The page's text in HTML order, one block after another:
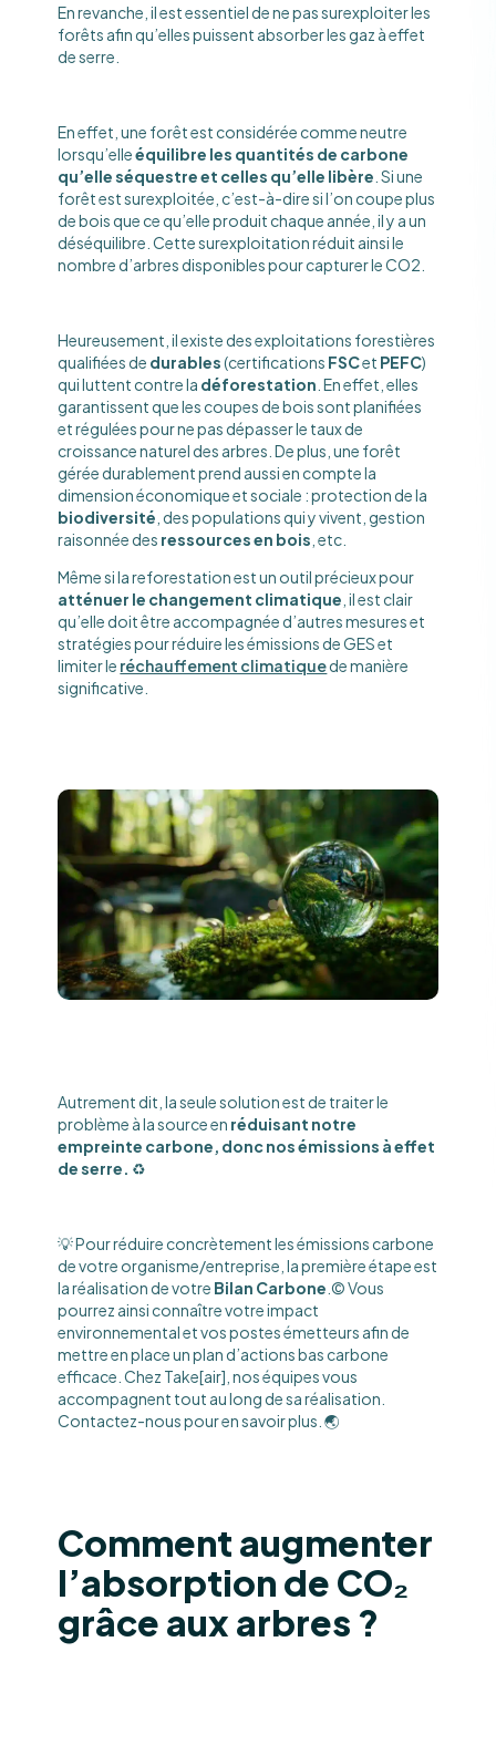
En revanche, il est essentiel de ne pas surexploiter les
forêts afin qu’elles puissent absorber les gaz à effet
de serre.
En effet, une forêt est considérée comme neutre
lorsqu’elleéquilibre les quantités de carbone
qu’elle séquestre et celles qu’elle libère . Si une
forêt est surexploitée, c’est-à-dire si l’on coupe plus
de bois que ce qu’elle produit chaque année, il y a un
déséquilibre. Cette surexploitation réduit ainsi le
nombre d’arbres disponibles pour capturer le CO2.
Heureusement, il existe des exploitations forestières
qualifiées de durables(certifications FSCet PEFC)
qui luttent contre la déforestation . En effet, elles
garantissent que les coupes de bois sont planifiées
et régulées pour ne pas dépasser le taux de
croissance naturel des arbres. De plus, une forêt
gérée durablement prend aussi en compte la
dimension économique et sociale : protection de la
biodiversité , des populations qui y vivent, gestion
raisonnée des ressources en bois , etc.
Même si la reforestation est un outil précieux pour
atténuer le changement climatique , il est clair
qu’elle doit être accompagnée d’autres mesures et
stratégies pour réduire les émissions de GES et
limiter le réchauffement climatiquede manière
significative.
Autrement dit, la seule solution est de traiter le
problème à la source en réduisant notre
empreinte carbone, donc nos émissions à effet
de serre. ♻️
💡 Pour réduire concrètement les émissions carbone
de votre organisme/entreprise, la première étape est
la réalisation de votre Bilan Carbone .© Vous
pourrez ainsi connaître votre impact
environnemental et vos postes émetteurs afin de
mettre en place un plan d’actions bas carbone
efficace. Chez Take[air], nos équipes vous
accompagnent tout au long de sa réalisation.
Contactez-nous pour en savoir plus. 🌏
Comment augmenter
l’absorption de CO₂
grâce aux arbres ?